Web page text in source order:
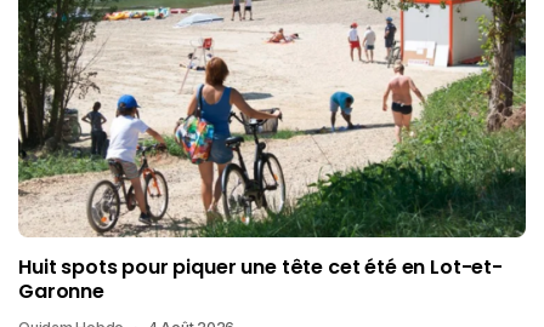
Huit spots pour piquer une tête cet été en Lot-et-
Garonne